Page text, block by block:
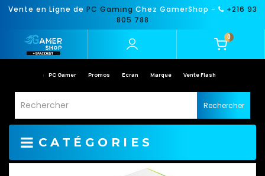
Vente en Ligne de PC Gaming Chez GamerShop -
+216 93
805 788
0
PC Gamer Promos Ecran Marque Vente Flash
Rechercher
CATÉGORIES